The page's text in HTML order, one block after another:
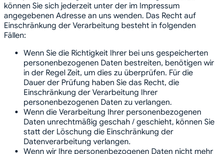
können Sie sich jederzeit unter der im Impressum
angegebenen Adresse an uns wenden. Das Recht auf
Einschränkung der Verarbeitung besteht in folgenden
Fällen:
Wenn Sie die Richtigkeit Ihrer bei uns gespeicherten
personenbezogenen Daten bestreiten, benötigen wir
in der Regel Zeit, um dies zu überprüfen. Für die
Dauer der Prüfung haben Sie das Recht, die
Einschränkung der Verarbeitung Ihrer
personenbezogenen Daten zu verlangen.
Wenn die Verarbeitung Ihrer personenbezogenen
Daten unrechtmäßig geschah / geschieht, können Sie
statt der Löschung die Einschränkung der
Datenverarbeitung verlangen.
Wenn wir Ihre personenbezogenen Daten nicht mehr